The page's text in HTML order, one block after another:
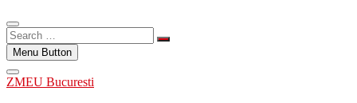
Search
…Menu Button
ZMEU Bucuresti